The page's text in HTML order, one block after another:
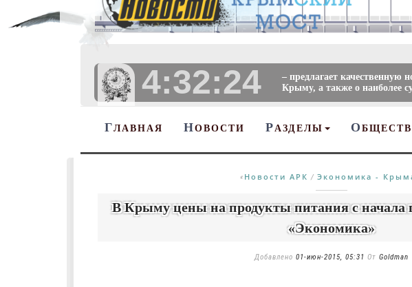
4:32:25
– предлагает качественную
Крыму, а также о наиболее
ГЛАВНАЯ НОВОСТИ Р АЗДЕЛЫ О
« Новости АРК / Экономика -
В Крыму цены на продукты питания с начала
«Экономика»
Добавлено 01-июн-2015, 05:31 От Goldman